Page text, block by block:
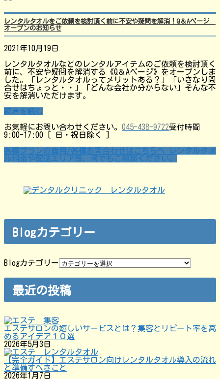
レンタルタオルをご依頼を検討頂く前に不安や疑問を解消！Q＆Aページ
オープンのお知らせ
2021年10月19日
レンタルタオルなどのレンタルアイテムのご依頼を検討頂く
前に、不安や疑問を解消する《Q＆Aページ》をオープンしま
した。「レンタルタオルってメリットある？」「いきなり問
合せはちょっと・・」「どんな会社か分からない」そんな不
安を解消いただけます。
続きを読む
お気軽にお問い合わせください。 045-438-9722受付時間
9:00-17:00 [ 日・祝日除く ]
各種プランの費用/各種お問合わせはこちらへ
レンタルタオ
ル料金や配送エリア等、何でもご相談ください。
Blogカテゴリー
Blogカテゴリー
最近の投稿
エステサロンの嬉しいサービスとは？集客とリピート率を高
めるアイデア１０選
2026年5月3日
【完全ガイド】エステサロン向けレンタルタオル導入の流れ
と準備すべきこと
2026年1月7日